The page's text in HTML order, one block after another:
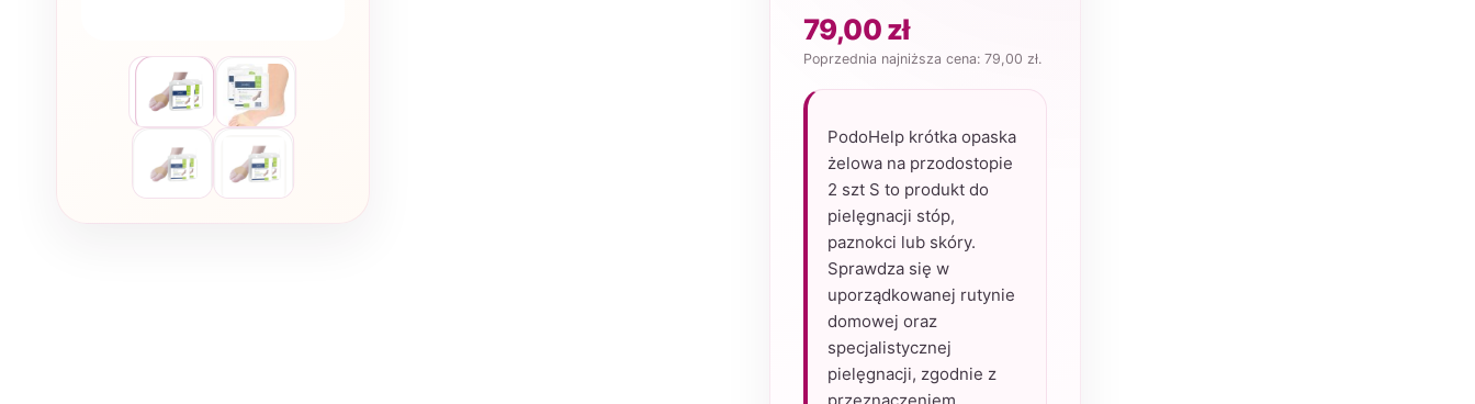
79,00zł
Poprzednia najniższa cena: 79,00 zł.
PodoHelp krótka opaska
żelowa na przodostopie
2 szt S to produkt do
pielęgnacji stóp,
paznokci lub skóry.
Sprawdza się w
uporządkowanej rutynie
domowej oraz
specjalistycznej
pielęgnacji, zgodnie z